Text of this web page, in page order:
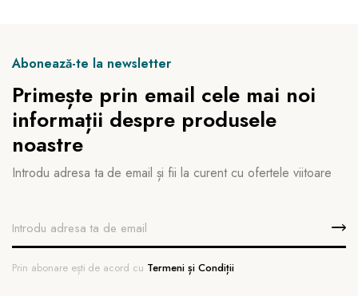
Abonează-te la newsletter
Primește prin email cele mai noi
informații despre produsele
noastre
Introdu adresa ta de email și fii la curent cu ofertele viitoare
Prin abonare ești de acord cu Termeni și Condiții